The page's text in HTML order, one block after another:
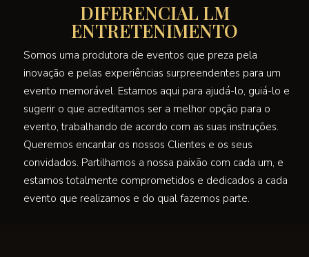
DIFERENCIAL LM
ENTRETENIMENTO
Somos uma produtora de eventos que preza pela
inovação e pelas experiências surpreendentes para um
evento memorável. Estamos aqui para ajudá-lo, guiá-lo e
sugerir o que acreditamos ser a melhor opção para o
evento, trabalhando de acordo com as suas instruções.
Queremos encantar os nossos Clientes e os seus
convidados. Partilhamos a nossa paixão com cada um, e
estamos totalmente comprometidos e dedicados a cada
evento que realizamos e do qual fazemos parte.